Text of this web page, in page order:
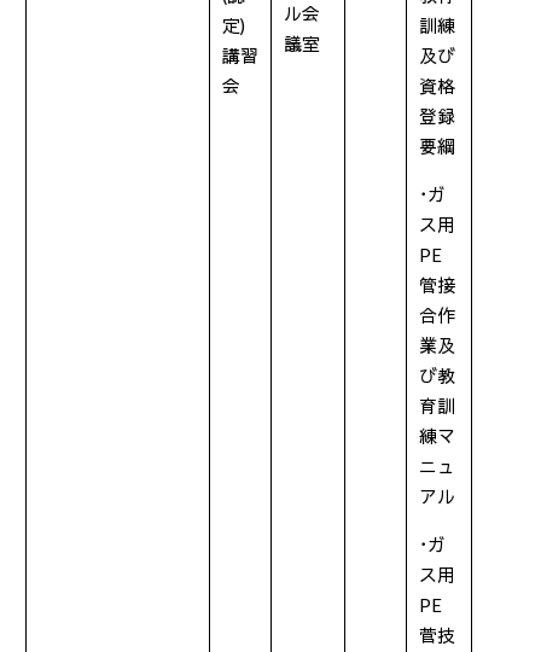
定)
講習
会
ル会
議室
訓練
及び
資格
登録
要綱
･ガ
ス用
PE
管接
合作
業及
び教
育訓
練マ
ニュ
アル
･ガ
ス用
PE
菅技